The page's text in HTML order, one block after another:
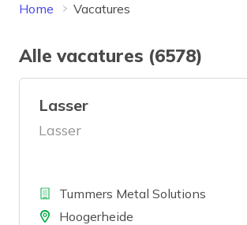
Home Vacatures
Alle vacatures (6578)
Lasser
Lasser
BedrijfTummers Metal Solutions
LocatieHoogerheide